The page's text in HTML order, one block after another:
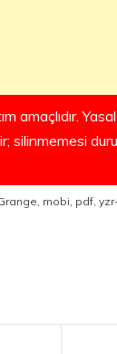
amaçlıdır.
silinmemesi
mobi pdf